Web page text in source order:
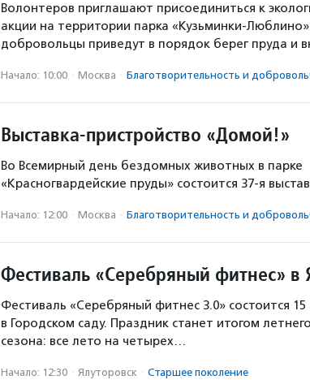
Волонтеров приглашают присоединиться к
акции на территории парка «Кузьминки-
добровольцы приведут в порядок берег пруда и
Начало: 10:00 · Москва · Благотвори­тель­ность и
Выставка-пристройство «Домой!»
Во Всемирный день бездомных животных в парке
«Красногвардейские пруды» состоится 37-я
Начало: 12:00 · Москва · Благотвори­тель­ность и
Фестиваль «Серебряный фитнес» в
Фестиваль «Серебряный фитнес 3.0» состоится 15
в Городском саду. Праздник станет итогом
сезона: все лето на четырех…
Начало: 12:30 · Ялуторовск · Старшее поколение